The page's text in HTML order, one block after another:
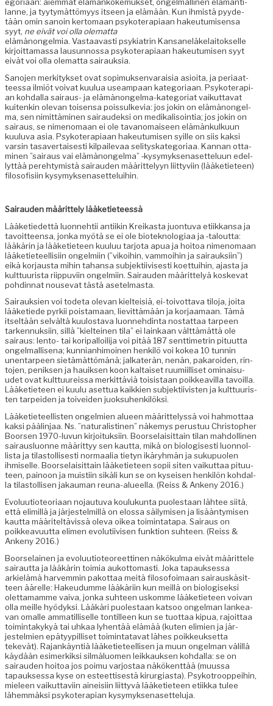
lanne, ja tyy­tymät­tömyys itseen ja elämään. Kun ihmistä pyy­de­
tään omin sanoin ker­tomaan psykoter­api­aan hakeu­tu­misen­sa
syyt, ne eivät voi olla olemat­ta
elämänon­gelmia. Vas­taavasti psyki­a­trin Kansaneläke­laitok­selle
kir­joit­ta­mas­sa lausun­nos­sa psykoter­api­aan hakeu­tu­misen syyt
eivät voi olla olemat­ta sairauksia.
Sano­jen merk­i­tyk­set ovat sopimuk­sen­varaisia asioi­ta, ja peri­aat­
teessa ilmiöt voivat kuu­lua use­am­paan kat­e­go­ri­aan. Psykoter­api­
an kohdal­la sairaus- ja elämänon­gel­ma-kat­e­go­ri­at vaikut­ta­vat
kuitenkin ole­van toisen­sa pois­sulke­via: jos jokin on elämänon­gel­
ma, sen nimit­tämi­nen sairaudek­si on medikalisoin­tia; jos jokin on
sairaus, se nimeno­maan ei ole tavanomaiseen elämänkulku­un
kuu­lu­va asia. Psykoter­api­aan hakeu­tu­misen syille on siis kak­si
varsin tasaver­tais­es­ti kil­pail­e­vaa seli­tyskat­e­go­ri­aa. Kan­nan otta­
mi­nen ”sairaus vai elämänon­gel­ma” ‑kysymyk­se­naset­telu­un edel­
lyt­tää pere­htymistä sairau­den määrit­te­lyyn liit­tyvi­in (lääketi­eteen)
filosofisi­in kysymyksenasetteluihin.
Sairau­den määrit­te­ly lääketieteessä
Lääketiedet­tä luon­nehtii anti­ikin Kreikas­ta juon­tu­va eti­ikkansa ja
tavoit­teen­sa, jon­ka myötä se ei ole biote­knolo­giaa ja ‑talout­ta:
lääkärin ja lääketi­eteen kuu­luu tar­jo­ta apua ja hoitoa nimeno­maan
lääketi­eteel­lisi­in ongelmi­in (”vikoi­hin, vam­moi­hin ja sairauk­si­in”)
eikä kor­jaus­ta mihin tahansa sub­jek­ti­ivis­es­ti koet­tui­hin, ajas­ta ja
kult­tuurista riip­pu­vi­in ongelmi­in. Sairau­den määrit­te­lyä koske­vat
pohdin­nat nou­se­vat tästä asetelmasta.
Sairauk­sien voi tode­ta ole­van kiel­teisiä, ei-toiv­ot­ta­va tilo­ja, joi­ta
lääketiede pyrkii pois­ta­maan, lievit­tämään ja kor­jaa­maan. Tämä
itseltään selvältä kuu­losta­va luon­nehd­in­ta nos­tat­taa tarpeen
tarken­nuk­si­in, sil­lä ”kiel­teinen tila” ei lainkaan vält­tämät­tä ole
sairaus: lento- tai kori­pal­loil­i­ja voi pitää 187 sent­timetrin pitu­ut­ta
ongel­mallise­na; kun­ni­an­hi­moinen henkilö voi kokea 10 tun­nin
unen­tarpeen sietämät­tömänä; jalkaterän, nenän, pakaroiden, rin­
to­jen, peniksen ja hauik­sen koon kaltaiset ruumi­il­liset omi­naisu­
udet ovat kult­tuureis­sa merkit­täviä toi­sis­taan poikkeav­il­la tavoil­la.
Lääketi­eteen ei kuu­lu aset­tua kaikkien sub­jek­ti­ivis­ten ja kult­tuuris­
ten tarpei­den ja toivei­den juoksuhenkilöksi.
Lääketi­eteel­lis­ten ongelmien alueen määrit­telyssä voi hah­mot­taa
kak­si päälin­jaa. Ns. ”nat­u­ral­isti­nen” näke­mys perus­tuu Christo­pher
Boors­en 1970-luvun kir­joituk­si­in. Boorse­laisit­tain tilan mah­dolli­nen
sairaus­lu­onne määrit­tyy sen kaut­ta, mikä on biol­o­gis­es­ti luon­nol­
lista ja tilas­tol­lis­es­ti nor­maalia tietyn ikäryh­män ja sukupuolen
ihmiselle. Boorse­laisit­tain lääketi­eteen sopii siten vaikut­taa pitu­u­
teen, pain­oon ja muis­ti­in sikäli kun se on kyseisen henkilön kohdal­
la tilas­tol­lisen jakau­man reuna-alueel­la. (Reiss & Anke­ny 2016.)
Evoluu­tio­teo­ri­aan nojau­tu­va koulukun­ta puolestaan läh­tee siitä,
että elimil­lä ja jär­jestelmil­lä on elos­sa säi­lymisen ja lisään­tymisen
kaut­ta määriteltävis­sä ole­va oikea toim­intat­a­pa. Sairaus on
poikkeavu­ut­ta eli­men evo­lu­ti­ivisen funk­tion suh­teen. (Reiss &
Anke­ny 2016.)
Boorse­lainen ja evoluu­tio­te­o­reet­ti­nen näkökul­ma eivät määrit­tele
sairaut­ta ja lääkärin toimia aukot­tomasti. Joka tapauk­ses­sa
arkielämä harvem­min pakot­taa meitä filoso­foimaan sairauskäsit­
teen äärelle: Hakeudumme lääkäri­in kun meil­lä on biol­o­gisek­si
olet­ta­mamme vai­va, jon­ka suh­teen uskomme lääketi­eteen voivan
olla meille hyödyk­si. Lääkäri puolestaan kat­soo ongel­man lankea­
van oma­lle ammatil­liselle ton­tilleen kun se tuot­taa kipua, rajoit­taa
toim­intakykyä tai uhkaa lyhen­tää elämää (kuten elim­ien ja jär­
jestelmien epä­tyyp­il­liset toim­intata­vat läh­es poikkeuk­set­ta
tekevät). Rajankäyn­tiä lääketi­eteel­lisen ja muun ongel­man välil­lä
käy­dään esimerkik­si silmälu­omen leikkauk­sen kohdal­la: se on
sairau­den hoitoa jos poimu var­jostaa näkökent­tää (muus­sa
tapauk­ses­sa kyse on esteet­tis­es­tä kirur­gias­ta). Psykotrooppei­hin,
mieleen vaikut­tavi­in aineisi­in liit­tyvä lääketi­eteen eti­ik­ka tulee
lähem­mäk­si psykoter­api­an kysymyksenasetteluja.